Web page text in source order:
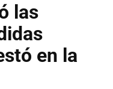
las
en la